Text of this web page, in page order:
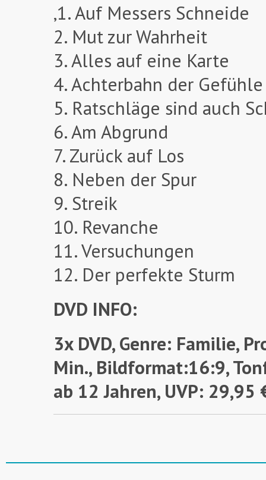
‚1. Auf Messers Schneide
2. Mut zur Wahrheit
3. Alles auf eine Karte
4. Achterbahn der Gefühle
5. Ratschläge sind auch
6. Am Abgrund
7. Zurück auf Los
8. Neben der Spur
9. Streik
10. Revanche
11. Versuchungen
12. Der perfekte Sturm
DVD INFO:
3x DVD, Genre: Familie,
Min., Bildformat:16:9,
ab 12 Jahren, UVP: 29,95